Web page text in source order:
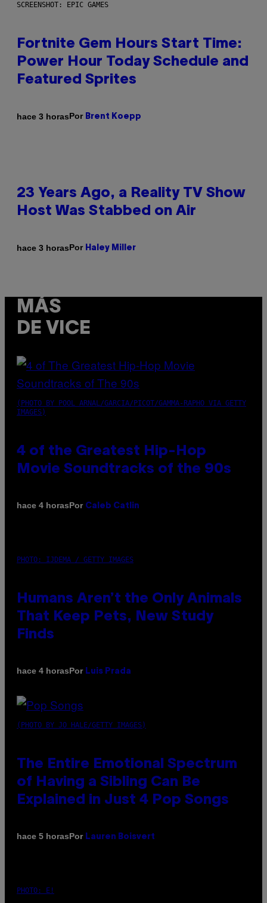
SCREENSHOT: EPIC GAMES
Fortnite Gem Hours Start Time:
Power Hour Today Schedule and
Featured Sprites
hace 3 horasPor Brent Koepp
23 Years Ago, a Reality TV Show
Host Was Stabbed on Air
hace 3 horasPor Haley Miller
MÁS
DE VICE
(PHOTO BY POOL ARNAL/GARCIA/PICOT/GAMMA-RAPHO VIA GETTY
IMAGES)
4 of the Greatest Hip-Hop
Movie Soundtracks of the 90s
hace 4 horasPor Caleb Catlin
PHOTO: IJDEMA / GETTY IMAGES
Humans Aren’t the Only Animals
That Keep Pets, New Study
Finds
hace 4 horasPor Luis Prada
(PHOTO BY JO HALE/GETTY IMAGES)
The Entire Emotional Spectrum
of Having a Sibling Can Be
Explained in Just 4 Pop Songs
hace 5 horasPor Lauren Boisvert
PHOTO: E!